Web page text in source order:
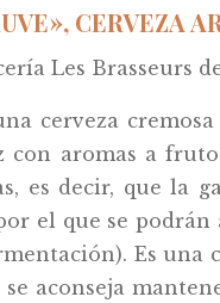
CERVEZA
Les Brasseurs
una cerveza
aromas a
es decir, que la
el que se podrán
Es
aconseja